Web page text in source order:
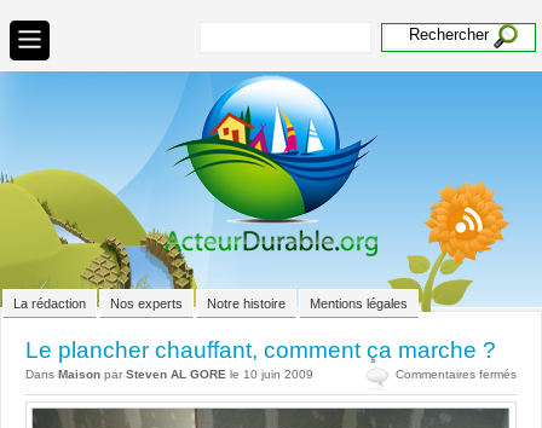
La rédaction Nos experts Notre histoire Mentions légales
Le plancher chauffant, comment ça marche ?
Dans Maison par Steven AL GORE le 10 juin 2009 Commentaires ferméssur
Le